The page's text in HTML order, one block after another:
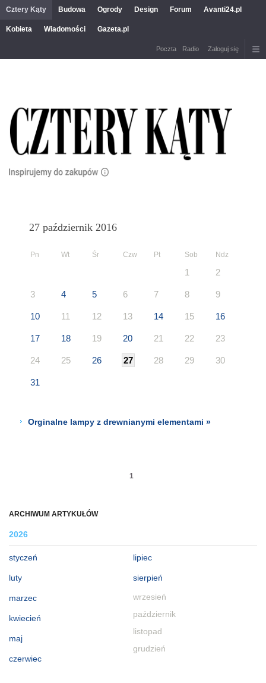
Cztery Kąty Budowa Ogrody Design Forum Avanti24.pl
Kobieta Wiadomości Gazeta.pl
Poczta Radio Zaloguj się
ARCHIWUM ARTYKUŁÓW
2026
styczeń
luty
marzec
kwiecień
maj
czerwiec
lipiec
sierpień
wrzesień
październik
listopad
grudzień
27 październik 2016
Pn Wt Śr Czw Pt Sob Ndz
1 2
3 4 5 6 7 8 9
10 11 12 13 14 15 16
17 18 19 20 21 22 23
24 25 26 27 28 29 30
31
Orginalne lampy z drewnianymi elementami »
1